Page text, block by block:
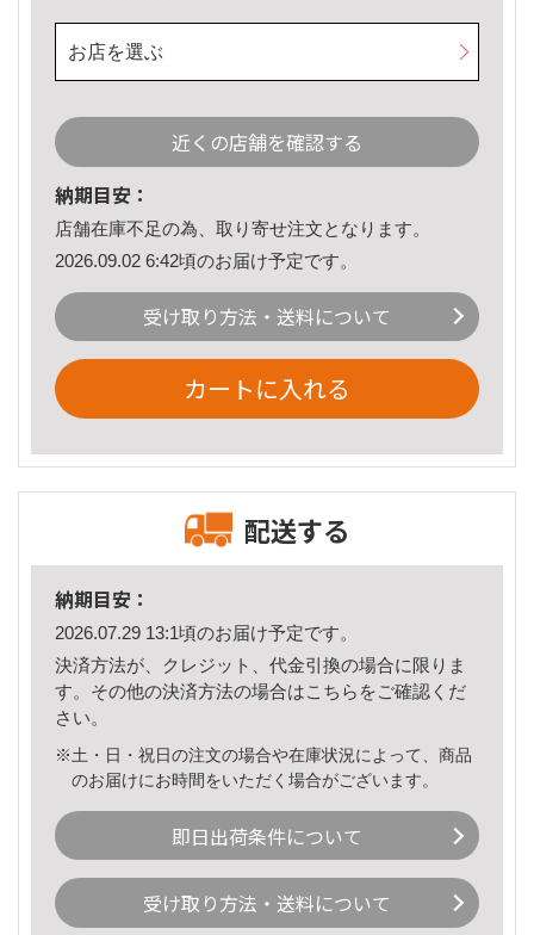
お店を選ぶ
近くの店舗を確認する
納期目安：
店舗在庫不足の為、取り寄せ注文となります。
2026.09.02 6:42頃のお届け予定です。
受け取り方法・送料について
カートに入れる
配送する
納期目安：
2026.07.29 13:1頃のお届け予定です。
決済方法が、クレジット、代金引換の場合に限りま
す。その他の決済方法の場合はこちら をご確認くだ
さい。
※土・日・祝日の注文の場合や在庫状況によって、商品
のお届けにお時間をいただく場合がございます。
即日出荷条件について
受け取り方法・送料について